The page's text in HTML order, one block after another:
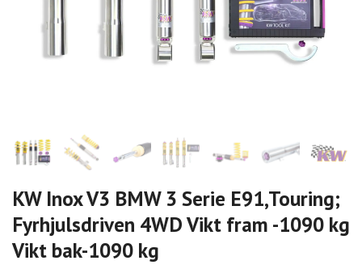
KW Inox V3 BMW 3 Serie E91,Touring;
Fyrhjulsdriven 4WD Vikt fram -1090 kg
Vikt bak-1090 kg